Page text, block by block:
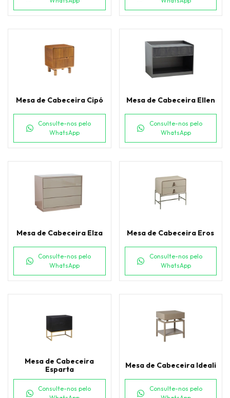
Mesa de Cabeceira Cipó
Consulte-nos pelo
WhatsApp
Mesa de Cabeceira Ellen
Consulte-nos pelo
WhatsApp
Mesa de Cabeceira Elza
Consulte-nos pelo
WhatsApp
Mesa de Cabeceira Eros
Consulte-nos pelo
WhatsApp
Mesa de Cabeceira
Esparta
Consulte-nos pelo
Mesa de Cabeceira Ideali
Consulte-nos pelo